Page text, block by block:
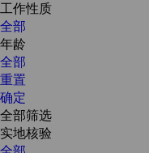
工作性质
全部
年龄
全部
重置
确定
全部筛选
实地核验